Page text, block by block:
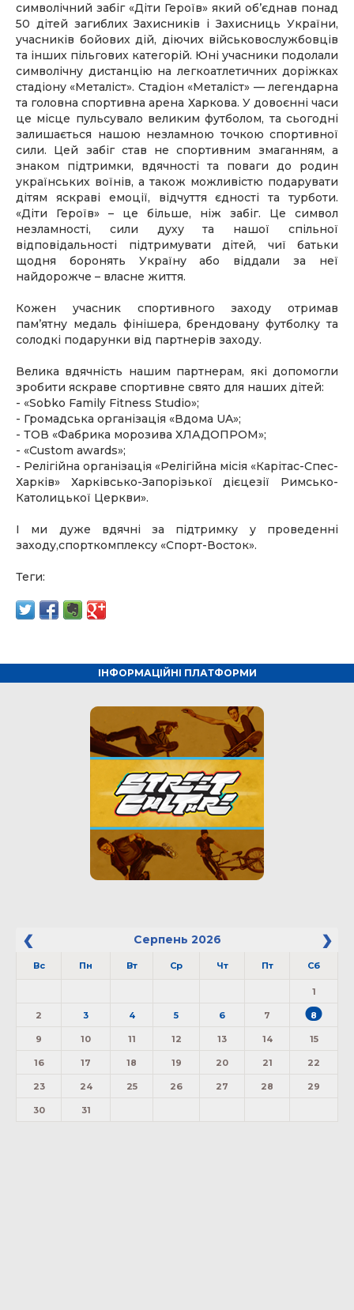
символічний забіг «Діти Героїв» який об’єднав понад
50 дітей загиблих Захисників і Захисниць України,
учасників бойових дій, діючих військовослужбовців
та інших пільгових категорій. Юні учасники подолали
символічну дистанцію на легкоатлетичних доріжках
стадіону «Металіст». Стадіон «Металіст» — легендарна
та головна спортивна арена Харкова. У довоєнні часи
це місце пульсувало великим футболом, та сьогодні
залишається нашою незламною точкою спортивної
сили. Цей забіг став не спортивним змаганням, а
знаком підтримки, вдячності та поваги до родин
українських воїнів, а також можливістю подарувати
дітям яскраві емоції, відчуття єдності та турботи.
«Діти Героїв» – це більше, ніж забіг. Це символ
незламності, сили духу та нашої спільної
відповідальності підтримувати дітей, чиї батьки
щодня боронять Україну або віддали за неї
найдорожче – власне життя.
Кожен учасник спортивного заходу отримав
пам’ятну медаль фінішера, брендовану футболку та
солодкі подарунки від партнерів заходу.
Велика вдячність нашим партнерам, які допомогли
зробити яскраве спортивне свято для наших дітей:
- «Sobko Family Fitness Studio»;
- Громадська організація «Вдома UA»;
- ТОВ «Фабрика морозива ХЛАДОПРОМ»;
- «Custom awards»;
- Релігійна організація «Релігійна місія «Карітас-Спес-
Харків» Харківсько-Запорізької дієцезії Римсько-
Католицької Церкви».
І ми дуже вдячні за підтримку у проведенні
заходу,спорткомплексу «Спорт-Восток».
Теги:
ІНФОРМАЦІЙНІ ПЛАТФОРМИ
Серпень 2026
Вс Пн Вт Ср Чт Пт Сб
1
2 3 4 5 6 7 8
9 10 11 12 13 14 15
16 17 18 19 20 21 22
23 24 25 26 27 28 29
30 31